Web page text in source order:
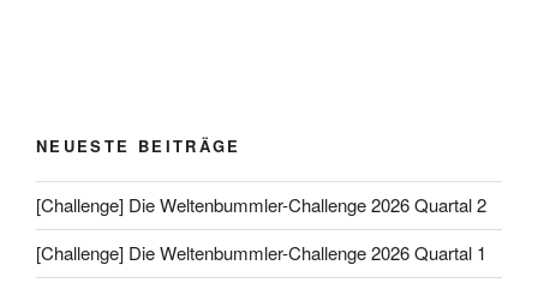
NEUESTE BEITRÄGE
[Challenge] Die Weltenbummler-Challenge 2026 Quartal 2
[Challenge] Die Weltenbummler-Challenge 2026 Quartal 1